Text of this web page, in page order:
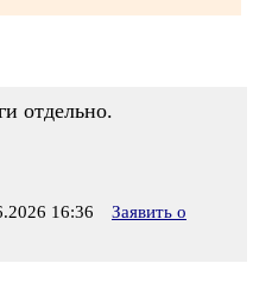
отдельно.
16:36
Заявить о